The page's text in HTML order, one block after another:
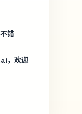
错
，欢迎